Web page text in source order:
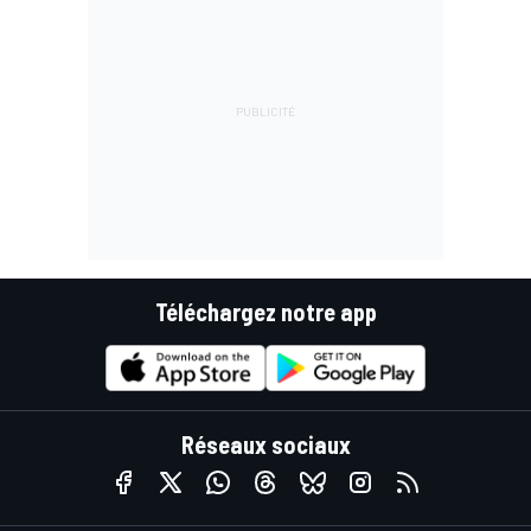
Téléchargez notre app
Réseaux sociaux